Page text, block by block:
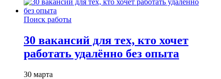
Поиск работы
30 вакансий для тех, кто хочет
работать удалённо без опыта
30 марта